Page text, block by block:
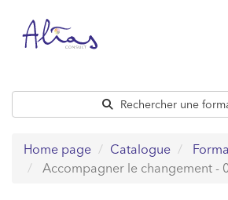
contenu
Rechercher une
Home page Catalogue
Accompagner le changement -